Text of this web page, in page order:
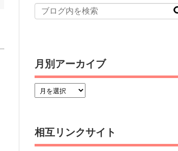
月別アーカイブ
相互リンクサイト